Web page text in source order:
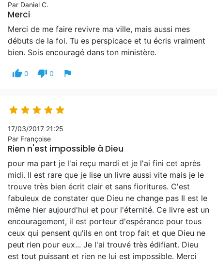
Par Daniel C.
Merci
Merci de me faire revivre ma ville, mais aussi mes
débuts de la foi. Tu es perspicace et tu écris vraiment
bien. Sois encouragé dans ton ministère.
thumb_up 0 thumb_down 0 flag
    
17/03/2017 21:25
Par Françoise
Rien n'est impossible à Dieu
pour ma part je l'ai reçu mardi et je l'ai fini cet après
midi. Il est rare que je lise un livre aussi vite mais je le
trouve très bien écrit clair et sans fioritures. C'est
fabuleux de constater que Dieu ne change pas Il est le
même hier aujourd'hui et pour l'éternité. Ce livre est un
encouragement, il est porteur d'espérance pour tous
ceux qui pensent qu'ils en ont trop fait et que Dieu ne
peut rien pour eux... Je l'ai trouvé très édifiant. Dieu
est tout puissant et rien ne lui est impossible. Merci